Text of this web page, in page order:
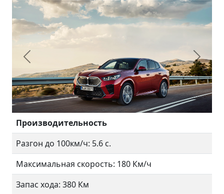
Предыдущий
Производительность
Разгон до 100км/ч: 5.6 с.
Максимальная скорость: 180 Км/ч
Запас хода: 380 Км